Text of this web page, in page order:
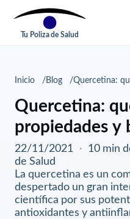
Tu Poliza de Salud
Inicio Blog Quercetina:
Quercetina:
propiedades y
22/11/2021 · 10 min
de Salud
La quercetina es un
despertado un gran
científica por sus
antioxidantes y